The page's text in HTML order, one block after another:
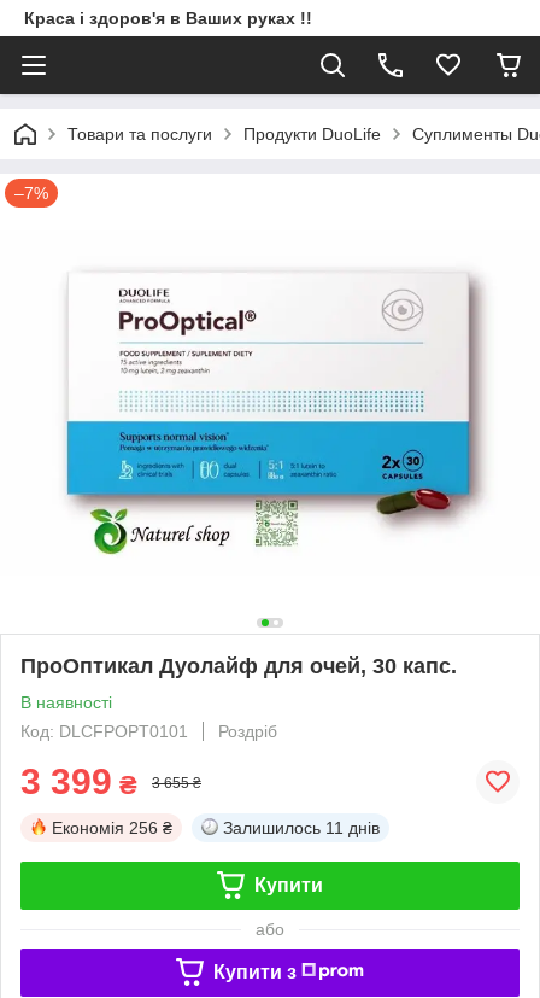
Краса і здоров'я в Ваших руках !!
Товари та послуги Продукти DuoLife Суплименты
–7%
ПроОптикал Дуолайф для очей, 30 капс.
В наявності
Код: DLCFPOPT0101
Роздріб
3 399 ₴ 3 655 ₴
Економія 256 ₴ Залишилось 11 днів
Купити
або
Купити з